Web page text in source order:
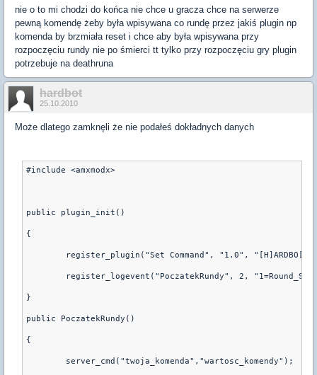
nie o to mi chodzi do końca nie chce u gracza chce na serwerze
pewną komendę żeby była wpisywana co rundę przez jakiś plugin np
komenda by brzmiała reset i chce aby była wpisywana przy
rozpoczęciu rundy nie po śmierci tt tylko przy rozpoczęciu gry plugin
potrzebuje na deathruna
hardbot
25.10.2010
Może dlatego zamknęli że nie podałeś dokładnych danych
#include <amxmodx>
public plugin_init()
{
register_plugin("Set Command", "1.0",
register_logevent("PoczatekRundy", 2,
}
public PoczatekRundy()
{
	server_cmd("twoja_komenda","wartosc_komendy");